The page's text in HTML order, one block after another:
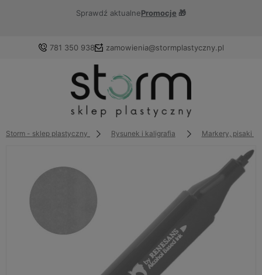
Sprawdź aktualnePromocje 🎁
781 350 938 zamowienia@stormplastyczny.pl
Zaloguj się
Wybierz coś dla siebie z naszej aktualnej oferty lub
zaloguj się, aby przywrócić dodane produkty do listy z
poprzedniej sesji.
Storm - sklep plastyczny Rysunek i kaligrafia Markery, pisaki i